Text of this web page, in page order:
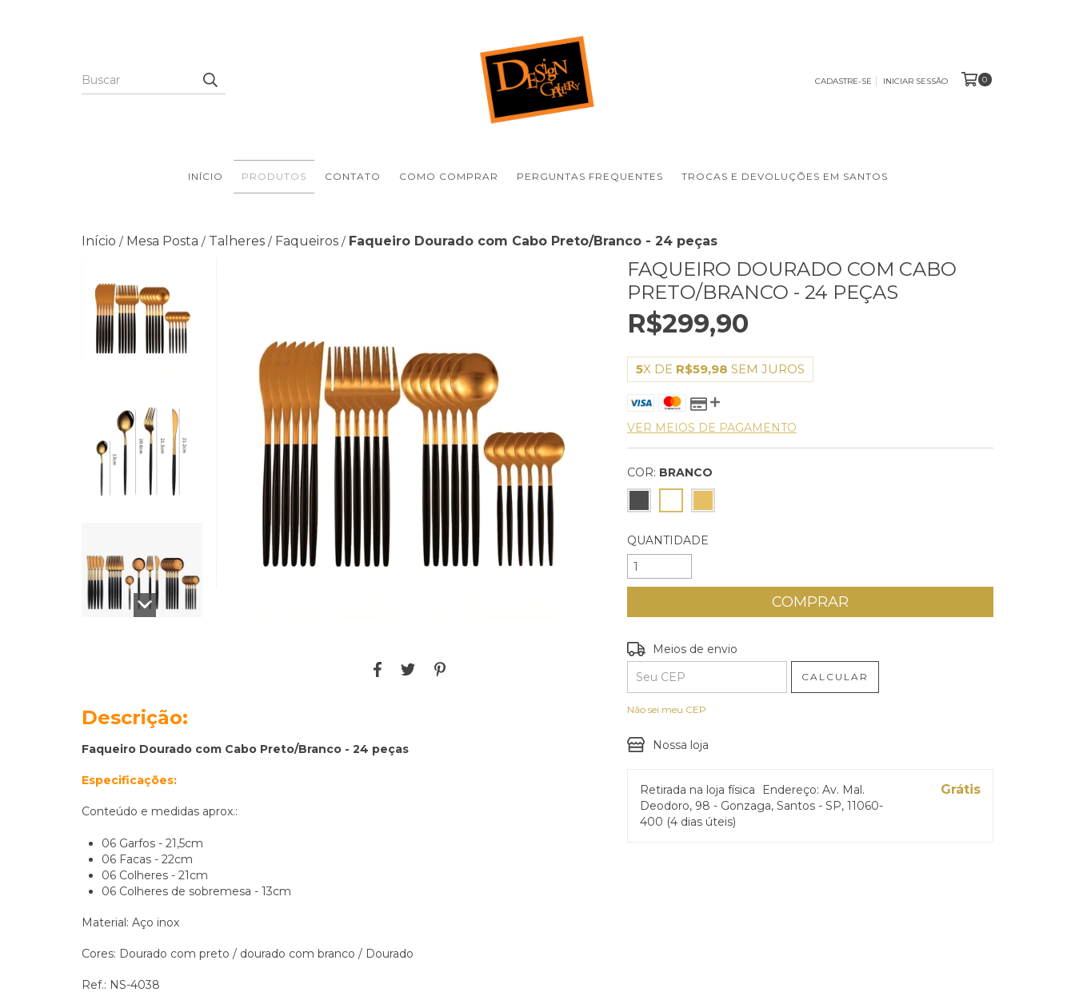
CADASTRE-SE INICIAR SESSÃO 0
INÍCIO PRODUTOS CONTATO COMO COMPRAR PERGUNTAS FREQUENTES TROCAS E DEVOLUÇÕES EM SANTOS
Início / Mesa Posta / Talheres / Faqueiros / Faqueiro Dourado com Cabo Preto/Branco - 24 peças
Descrição:
Faqueiro Dourado com Cabo Preto/Branco - 24 peças
Especificações:
Conteúdo e medidas aprox.:
06 Garfos - 21,5cm
06 Facas - 22cm
06 Colheres - 21cm
06 Colheres de sobremesa - 13cm
Material: Aço inox
Cores: Dourado com preto / dourado com branco / Dourado
Ref.: NS-4038
FAQUEIRO DOURADO COM CABO
PRETO/BRANCO - 24 PEÇAS
R$299,90
5X DE R$59,98 SEM JUROS
VER MEIOS DE PAGAMENTO
COR: BRANCO
QUANTIDADE
Entregas para o CEP:
Meios de envio
CALCULAR
Não sei meu CEP
Nossa loja
Retirada na loja física
Endereço: Av. Mal.
Deodoro, 98 - Gonzaga, Santos - SP, 11060-
400 (4 dias úteis)
Grátis